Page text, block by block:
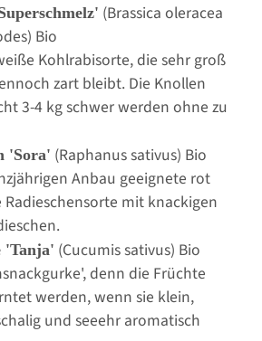
(Brassica oleracea
Bio
Kohlrabisorte, die sehr groß
zart bleibt. Die Knollen
3-4 kg schwer werden ohne zu
'Sora' (Raphanus sativus) Bio
Anbau geeignete rot
mit knackigen
'Tanja' (Cucumis sativus) Bio
denn die Früchte
werden, wenn sie klein,
und seeehr aromatisch